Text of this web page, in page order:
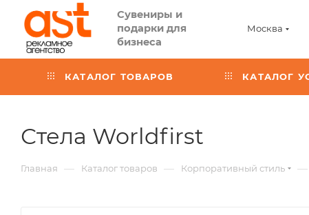
Сувениры и
подарки для
бизнеса
Москва
КАТАЛОГ ТОВАРОВ КАТАЛОГ
Стела Worldfirst
арт.:
Главная — Каталог товаров — Корпоративный стиль —